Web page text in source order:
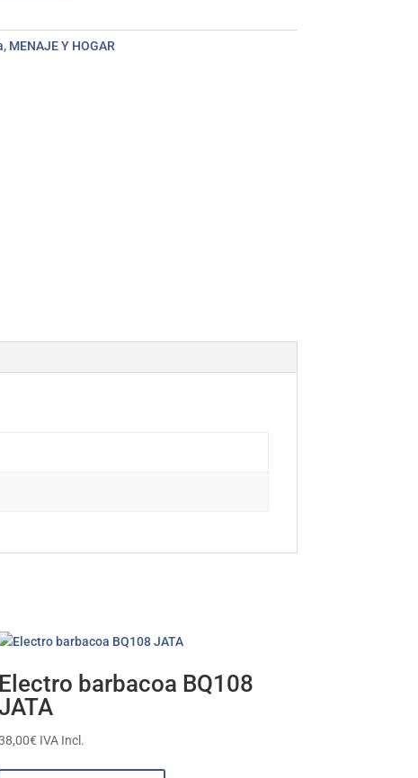
, MENAJE Y HOGAR
Electro barbacoa BQ108
€ IVA Incl.